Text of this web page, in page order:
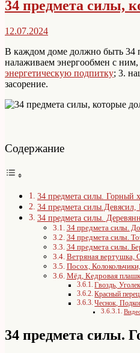
34 предмета силы,
12.07.2024
В каждом доме должно быть 34
налаживаем энергообмен с
энергетическую подпитку; 3.
засорение.
Содержание
34 предмета силы. Горный
34 предмета
34 предмета силы.
34 предмета силы.
34 предмета силы.
34 предмета силы.
Ветряная вертушка,
Посох,
Мёд, Кедровая
Гвоздь, Уголек
Красный
Чеснок,
34 предмета силы.